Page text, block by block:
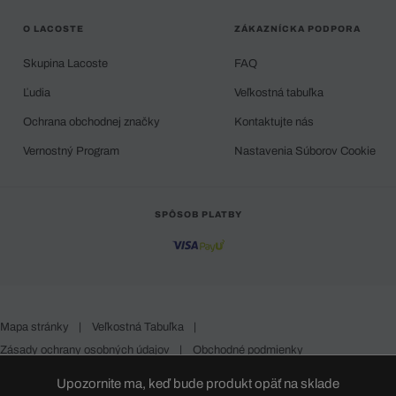
Upozornite ma, keď bude produkt opäť na sklade
O LACOSTE
Skupina Lacoste
Ľudia
Ochrana obchodnej značky
Vernostný Program
ZÁKAZNÍCKA PODPORA
FAQ
Veľkostná tabuľka
Kontaktujte nás
Nastavenia Súborov Cookie
SPÔSOB PLATBY
Mapa stránky | Veľkostná Tabuľka
|
Zásady ochrany osobných údajov
| Obchodné podmienky